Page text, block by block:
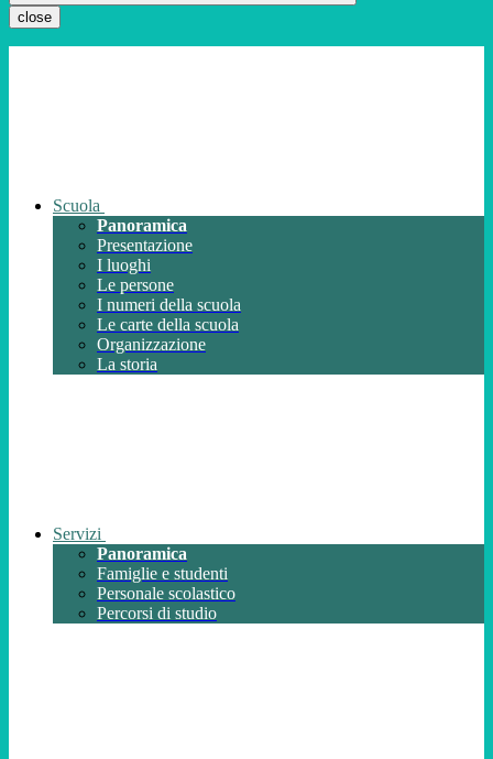
close
Scuola
Panoramica
Presentazione
I luoghi
Le persone
I numeri della scuola
Le carte della scuola
Organizzazione
La storia
Servizi
Panoramica
Famiglie e studenti
Personale scolastico
Percorsi di studio